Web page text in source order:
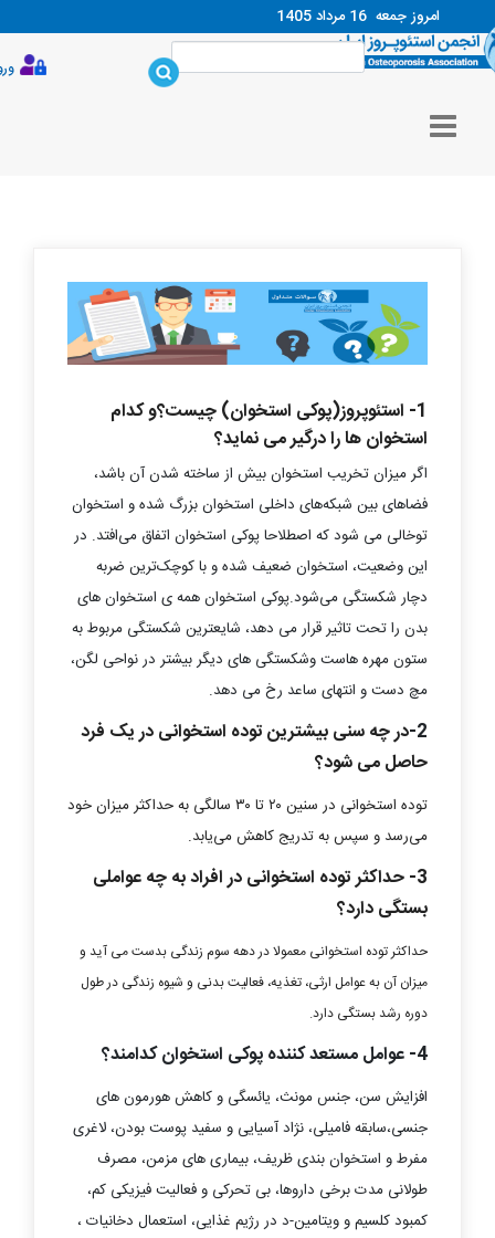
امروز جمعه 16 مرداد 1405
ورود
پوکی استخوان) چیست؟و کدام
استخوان ها را درگیر می نماید؟
اگر میزان تخریب استخوان بیش از ساخته شدن آن باشد،
فضاهای بین شبکه‌های داخلی استخوان بزرگ شده و استخوان
توخالی می شود که اصطلاحا پوکی استخوان اتفاق می‌افتد. در
این وضعیت، استخوان ضعیف شده و با کوچک‌ترین ضربه
دچار شکستگی می‌شود.پوکی استخوان همه ی استخوان های
بدن را تحت تاثیر قرار می دهد، شایعترین شکستگی مربوط به
ستون مهره هاست وشکستگی های دیگر بیشتر در نواحی لگن،
مچ دست و انتهای ساعد رخ می دهد.
در چه سنی بیشترین توده استخوانی در یک فرد
حاصل می شود؟
توده استخوانی در سنین ۲۰ تا ۳۰ سالگی به حداکثر میزان خود
می‌رسد و سپس به تدریج کاهش می‌یابد.
3- حداکثر توده استخوانی در افراد به چه عواملی
بستگی دارد؟
حداکثر توده استخوانی معمولا در دهه سوم زندگی بدست می آید و
میزان آن به عوامل ارثی، تغذیه، فعالیت بدنی و شیوه زندگی در طول
دوره رشد بستگی دارد.
افزایش سن، جنس مونث، یائسگی و کاهش هورمون های
جنسی،سابقه فامیلی، نژاد آسیایی و سفید پوست بودن، لاغری
مفرط و استخوان بندی ظریف، بیماری های مزمن، مصرف
طولانی مدت برخی داروها، بی تحرکی و فعالیت فیزیکی کم،
کمبود کلسیم و ویتامین-د در رژیم غذایی، استعمال دخانیات ،